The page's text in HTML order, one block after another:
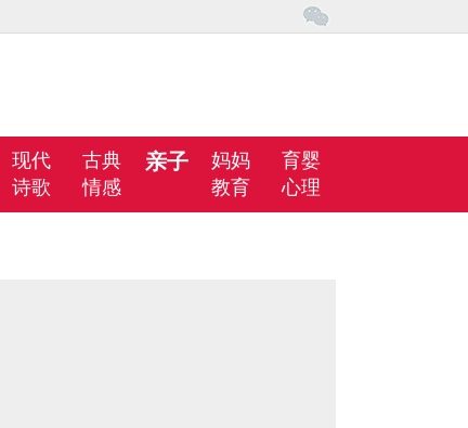
现代
古典
诗歌
情感
亲子 妈妈
育婴
教育
心理